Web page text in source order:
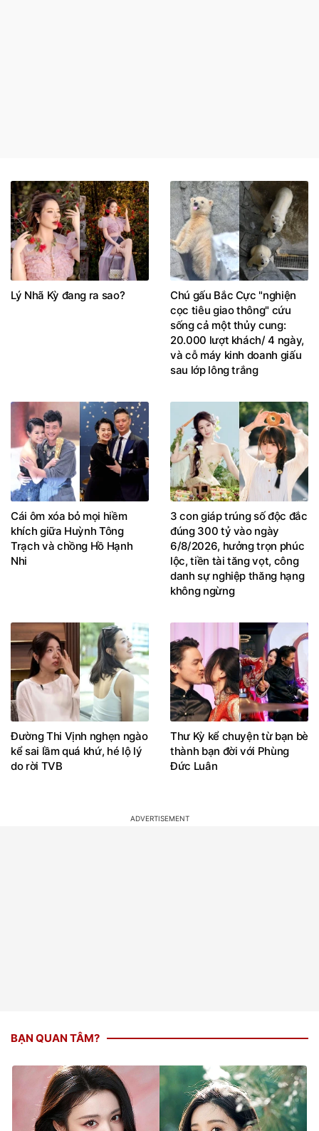
Lý Nhã Kỳ đang ra sao?
Chú gấu Bắc Cực "nghiện
cọc tiêu giao thông" cứu
sống cả một thủy cung:
20.000 lượt khách/ 4 ngày,
và cỗ máy kinh doanh giấu
sau lớp lông trắng
Cái ôm xóa bỏ mọi hiềm
khích giữa Huỳnh Tông
Trạch và chồng Hồ Hạnh
Nhi
3 con giáp trúng số độc đắc
đúng 300 tỷ vào ngày
6/8/2026, hưởng trọn phúc
lộc, tiền tài tăng vọt, công
danh sự nghiệp thăng hạng
không ngừng
Đường Thi Vịnh nghẹn ngào
kể sai lầm quá khứ, hé lộ lý
do rời TVB
Thư Kỳ kể chuyện từ bạn bè
thành bạn đời với Phùng
Đức Luân